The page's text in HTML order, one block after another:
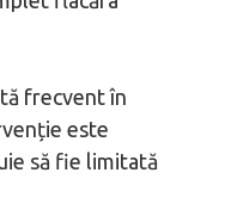
frecvent în
este
să fie limitată